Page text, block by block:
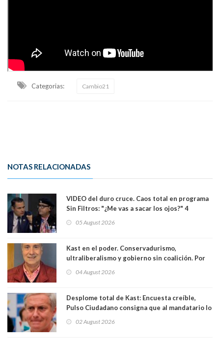
Categorias: Cambio21
NOTAS RELACIONADAS
VIDEO del duro cruce. Caos total en programa
Sin Filtros: "¿Me vas a sacar los ojos?" 4
excarabinero que dejó ciego a Gustavo Gatica:
05 August 2026
Kast en el poder. Conservadurismo,
ultraliberalismo y gobierno sin coalición. Por
04 August 2026
Desplome total de Kast: Encuesta creíble,
Pulso Ciudadano consigna que al mandatario lo
sacó en primera vuelta. Rechazo es de 58.9% y
02 August 2026